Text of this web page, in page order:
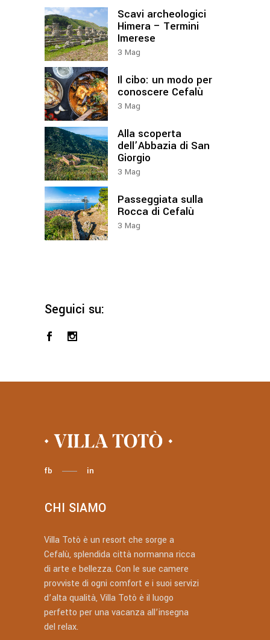
Scavi archeologici
Himera – Termini
Imerese
3 Mag
Il cibo: un modo per
conoscere Cefalù
3 Mag
Alla scoperta
dell’Abbazia di San
Giorgio
3 Mag
Passeggiata sulla
Rocca di Cefalù
3 Mag
Seguici su:
fb in
CHI SIAMO
Villa Totò è un resort che sorge a
Cefalù, splendida città normanna ricca
di arte e bellezza. Con le sue camere
provviste di ogni comfort e i suoi servizi
d’alta qualità, Villa Totò è il luogo
perfetto per una vacanza all’insegna
del relax.